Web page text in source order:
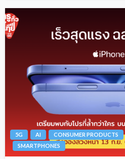
5G AI CONSUMER PRODUCTS
SMARTPHONES